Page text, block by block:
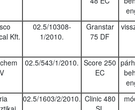
Kft.
02.5/10308-
1/2010.
Granstar
75 DF
02.5/543/1/2010. Score 250
EC
02.5/1603/2/2010. Clinic 480